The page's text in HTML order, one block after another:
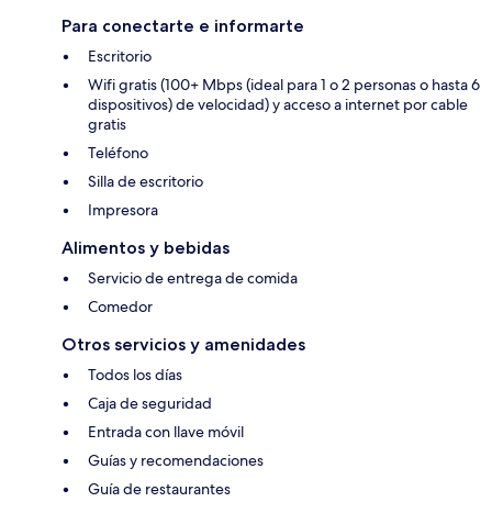
Para conectarte e informarte
Escritorio
Wifi gratis (100+ Mbps (ideal para 1 o 2 personas o hasta 6
dispositivos) de velocidad) y acceso a internet por cable
gratis
Teléfono
Silla de escritorio
Impresora
Alimentos y bebidas
Servicio de entrega de comida
Comedor
Otros servicios y amenidades
Todos los días
Caja de seguridad
Entrada con llave móvil
Guías y recomendaciones
Guía de restaurantes